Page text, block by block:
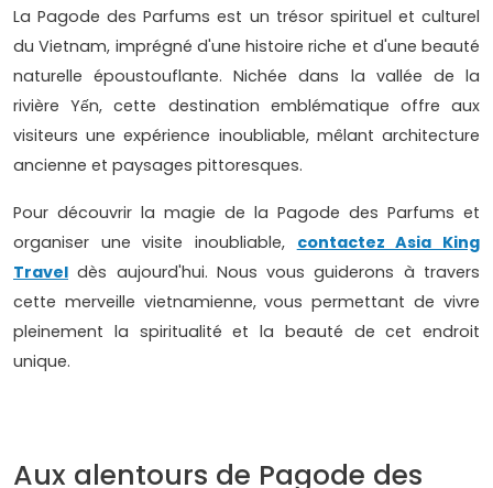
La Pagode des Parfums est un trésor spirituel et culturel
du Vietnam, imprégné d'une histoire riche et d'une beauté
naturelle époustouflante. Nichée dans la vallée de la
rivière Yến, cette destination emblématique offre aux
visiteurs une expérience inoubliable, mêlant architecture
ancienne et paysages pittoresques.
Pour découvrir la magie de la Pagode des Parfums et
organiser une visite inoubliable, contactez Asia King
Travel dès aujourd'hui. Nous vous guiderons à travers
cette merveille vietnamienne, vous permettant de vivre
pleinement la spiritualité et la beauté de cet endroit
unique.
Aux alentours de Pagode des